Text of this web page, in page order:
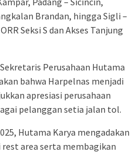
Brandan, hingga Sigli –
Seksi S dan Akses Tanjung
Perusahaan Hutama
bahwa Harpelnas menjadi
apresiasi perusahaan
pelanggan setia jalan tol.
Hutama Karya mengadakan
area serta membagikan